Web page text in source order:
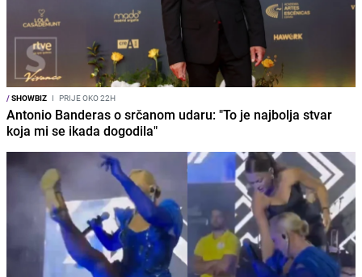
/SHOWBIZ I PRIJE OKO 22H
Antonio Banderas o srčanom udaru: "To je najbolja stvar
koja mi se ikada dogodila"